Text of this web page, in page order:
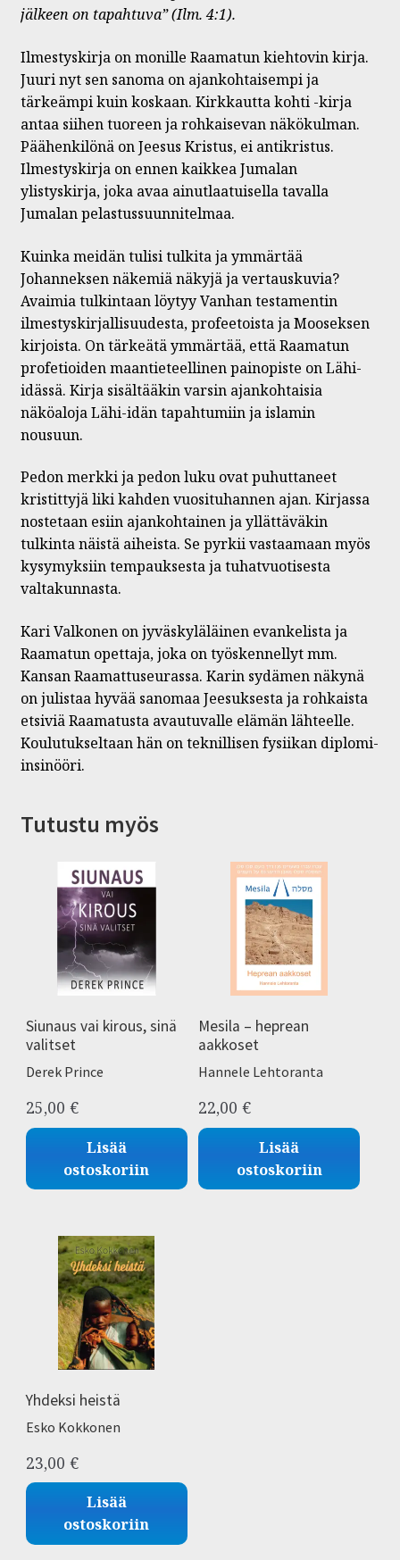
jälkeen on tapahtuva” (Ilm. 4:1).
Ilmestyskirja on monille Raamatun kiehtovin kirja.
Juuri nyt sen sanoma on ajankohtaisempi ja
tärkeämpi kuin koskaan. Kirkkautta kohti -kirja
antaa siihen tuoreen ja rohkaisevan näkökulman.
Päähenkilönä on Jeesus Kristus, ei antikristus.
Ilmestyskirja on ennen kaikkea Jumalan
ylistyskirja, joka avaa ainutlaatuisella tavalla
Jumalan pelastussuunnitelmaa.
Kuinka meidän tulisi tulkita ja ymmärtää
Johanneksen näkemiä näkyjä ja vertauskuvia?
Avaimia tulkintaan löytyy Vanhan testamentin
ilmestyskirjallisuudesta, profeetoista ja Mooseksen
kirjoista. On tärkeätä ymmärtää, että Raamatun
profetioiden maantieteellinen painopiste on Lähi-
idässä. Kirja sisältääkin varsin ajankohtaisia
näköaloja Lähi-idän tapahtumiin ja islamin
nousuun.
Pedon merkki ja pedon luku ovat puhuttaneet
kristittyjä liki kahden vuosituhannen ajan. Kirjassa
nostetaan esiin ajankohtainen ja yllättäväkin
tulkinta näistä aiheista. Se pyrkii vastaamaan myös
kysymyksiin tempauksesta ja tuhatvuotisesta
valtakunnasta.
Kari Valkonen on jyväskyläläinen evankelista ja
Raamatun opettaja, joka on työskennellyt mm.
Kansan Raamattuseurassa. Karin sydämen näkynä
on julistaa hyvää sanomaa Jeesuksesta ja rohkaista
etsiviä Raamatusta avautuvalle elämän lähteelle.
Koulutukseltaan hän on teknillisen fysiikan diplomi-
insinööri.
Tutustu myös
Siunaus vai kirous, sinä
valitset
Derek Prince
25,00 €
Lisää
ostoskoriin
Mesila – heprean
aakkoset
Hannele Lehtoranta
22,00 €
Lisää
ostoskoriin
Yhdeksi heistä
Esko Kokkonen
23,00 €
Lisää
ostoskoriin